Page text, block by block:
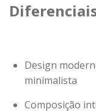
Design
minimalista
Composição